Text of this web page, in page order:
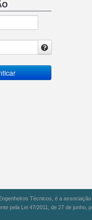
Técnicos, é a
pela Lei 47/2011, de 27 de junho,